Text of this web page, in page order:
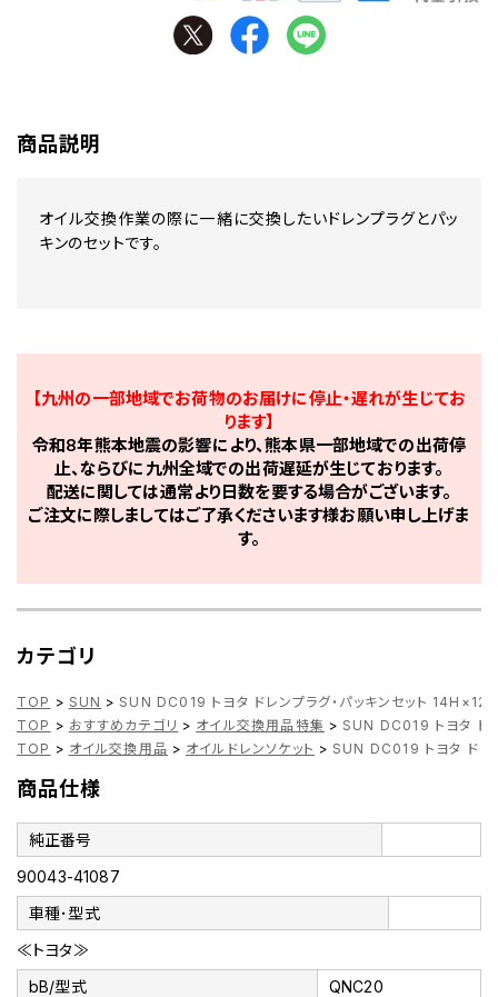
商品説明
オイル交換作業の際に一緒に交換したいドレンプラグとパッ
キンのセットです。
【九州の一部地域でお荷物のお届けに停止・遅れが生じてお
ります】
令和8年熊本地震の影響により、熊本県一部地域での出荷停
止、ならびに九州全域での出荷遅延が生じております。
配送に関しては通常より日数を要する場合がございます。
ご注文に際しましてはご了承くださいます様お願い申し上げま
す。
カテゴリ
TOP > SUN > SUN DC019 トヨタ ドレンプラグ・パッキンセット
TOP > おすすめカテゴリ > オイル交換用品特集 > SUN DC019 トヨタ ド
TOP > オイル交換用品 > オイルドレンソケット > SUN DC019 トヨタ ドレ
商品仕様
純正番号
90043-41087
車種･型式
≪トヨタ≫
bB/型式
QNC20